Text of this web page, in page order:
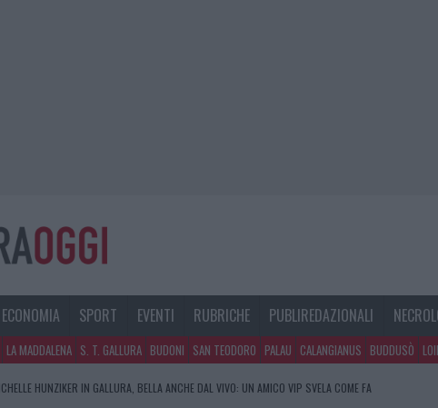
ECONOMIA SPORT EVENTI RUBRICHE PUBLIREDAZIONALI
LA MADDALENA S. T. GALLURA BUDONI SAN TEODORO PALAU CALANGIANUS BUDDUSÒ
HUNZIKER IN GALLURA, BELLA ANCHE DAL VIVO: UN AMICO VIP SVELA COME FA